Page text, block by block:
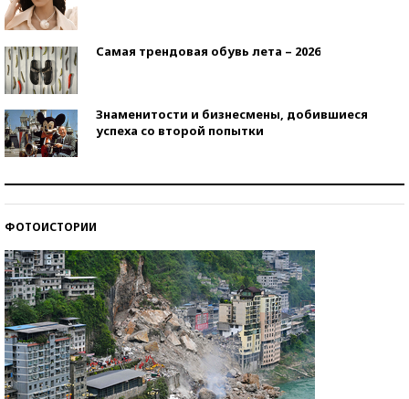
Самая трендовая обувь лета – 2026
Знаменитости и бизнесмены, добившиеся
успеха со второй попытки
ФОТОИСТОРИИ